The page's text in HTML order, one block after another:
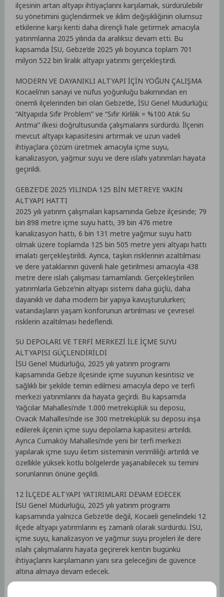
ilçesinin artan altyapı ihtiyaçlarını karşılamak, sürdürülebilir
su yönetimini güçlendirmek ve iklim değişikliğinin olumsuz
etkilerine karşı kenti daha dirençli hale getirmek amacıyla
yatırımlarına 2025 yılında da aralıksız devam etti. Bu
kapsamda İSU, Gebze’de 2025 yılı boyunca toplam 701
milyon 522 bin liralık altyapı yatırımı gerçekleştirdi.
MODERN VE DAYANIKLI ALTYAPI İÇİN YOĞUN ÇALIŞMA
Kocaeli’nin sanayi ve nüfus yoğunluğu bakımından en
önemli ilçelerinden biri olan Gebze’de, İSU Genel Müdürlüğü;
“Altyapıda Sıfır Problem” ve “Sıfır Kirlilik = %100 Atık Su
Arıtma” ilkesi doğrultusunda çalışmalarını sürdürdü. İlçenin
mevcut altyapı kapasitesini artırmak ve uzun vadeli
ihtiyaçlara çözüm üretmek amacıyla içme suyu,
kanalizasyon, yağmur suyu ve dere ıslahı yatırımları hayata
geçirildi.
GEBZE’DE 2025 YILINDA 125 BİN METREYE YAKIN
ALTYAPI HATTI
2025 yılı yatırım çalışmaları kapsamında Gebze ilçesinde; 79
bin 898 metre içme suyu hattı, 39 bin 476 metre
kanalizasyon hattı, 6 bin 131 metre yağmur suyu hattı
olmak üzere toplamda 125 bin 505 metre yeni altyapı hattı
imalatı gerçekleştirildi. Ayrıca, taşkın risklerinin azaltılması
ve dere yataklarının güvenli hale getirilmesi amacıyla 438
metre dere ıslah çalışması tamamlandı. Gerçekleştirilen
yatırımlarla Gebze’nin altyapı sistemi daha güçlü, daha
dayanıklı ve daha modern bir yapıya kavuşturulurken;
vatandaşların yaşam konforunun artırılması ve çevresel
risklerin azaltılması hedeflendi.
SU DEPOLARI VE TERFİ MERKEZİ İLE İÇME SUYU
ALTYAPISI GÜÇLENDİRİLDİ
İSU Genel Müdürlüğü, 2025 yılı yatırım programı
kapsamında Gebze ilçesinde içme suyunun kesintisiz ve
sağlıklı bir şekilde temin edilmesi amacıyla depo ve terfi
merkezi yatırımlarını da hayata geçirdi. Bu kapsamda
Yağcılar Mahallesi’nde 1.000 metreküplük su deposu,
Ovacık Mahallesi’nde ise 300 metreküplük su deposu inşa
edilerek ilçenin içme suyu depolama kapasitesi artırıldı.
Ayrıca Cumaköy Mahallesi’nde yeni bir terfi merkezi
yapılarak içme suyu iletim sisteminin verimliliği artırıldı ve
özellikle yüksek kotlu bölgelerde yaşanabilecek su temini
sorunlarının önüne geçildi.
12 İLÇEDE ALTYAPI YATIRIMLARI DEVAM EDECEK
İSU Genel Müdürlüğü, 2025 yılı yatırım programı
kapsamında yalnızca Gebze’de değil, Kocaeli genelindeki 12
ilçede altyapı yatırımlarını eş zamanlı olarak sürdürdü. İSU,
içme suyu, kanalizasyon ve yağmur suyu projeleri ile dere
ıslahı çalışmalarını hayata geçirerek kentin bugünkü
ihtiyaçlarını karşılamanın yanı sıra geleceğini de güvence
altına almaya devam edecek.